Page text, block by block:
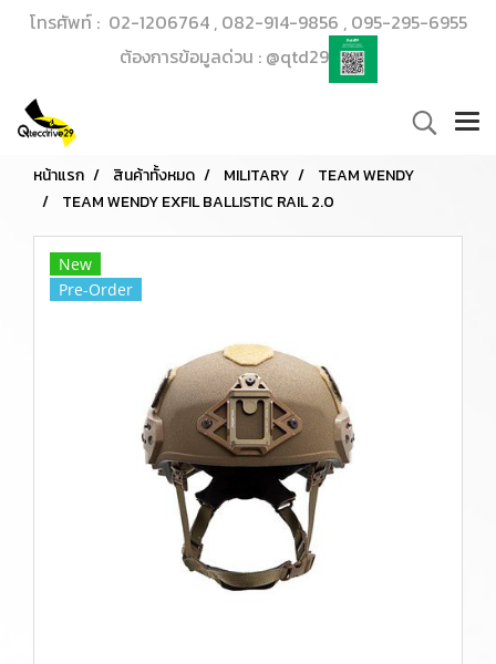
โทรศัพท์ : 02-1206764 , 082-914-9856 , 095-295-6955
ต้องการข้อมูลด่วน : @qtd29
หน้าแรก สินค้าทั้งหมด MILITARY
TEAM WENDY
TEAM WENDY EXFIL BALLISTIC RAIL 2.0
New
Pre-Order